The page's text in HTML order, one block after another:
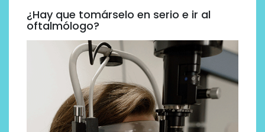
¿Hay que tomárselo en serio e ir al
oftalmólogo?